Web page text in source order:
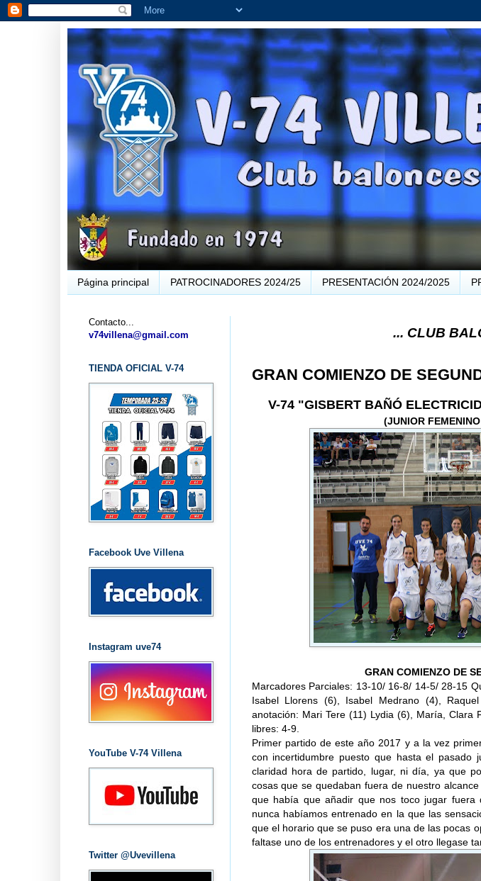
Página principal PATROCINADORES 2024/25 PRESENTACIÓN 2024/2025
... CLUB
GRAN COMIENZO DE
V-74 "GISBERT BAÑÓ
(JUNIOR
GRAN COMIENZO DE
Marcadores Parciales: 13-10/ 16-8/ 14-5/ 28-15
Isabel Llorens (6), Isabel Medrano (4),
anotación: Mari Tere (11) Lydia (6), María, Clara
libres: 4-9.
Primer partido de este año 2017 y a la vez
con incertidumbre puesto que hasta el pasado
claridad hora de partido, lugar, ni día, ya que
cosas que se quedaban fuera de nuestro
que había que añadir que nos toco jugar
nunca habíamos entrenado en la que las
que el horario que se puso era una de las pocas
faltase uno de los entrenadores y el otro llegase
Contacto...
v74villena@gmail.com
TIENDA OFICIAL V-74
Facebook Uve Villena
Instagram uve74
YouTube V-74 Villena
Twitter @Uvevillena